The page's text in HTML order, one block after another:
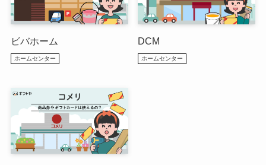
ビバホーム
ホームセンター
DCM
ホームセンター